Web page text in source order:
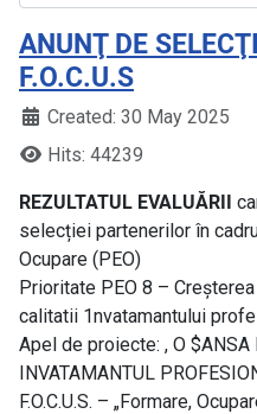
ANUNŢ DE
F.O.C.U.S
Created: 30 May 2025
Hits: 44239
REZULTATUL EVALUĂRII
selecției partenerilor în
Ocupare (PEO)
Prioritate PEO 8 –
calitatii 1nvatamantului
Apel de proiecte: , O $ANSA
INVATAMANTUL
F.O.C.U.S. – „Formare,